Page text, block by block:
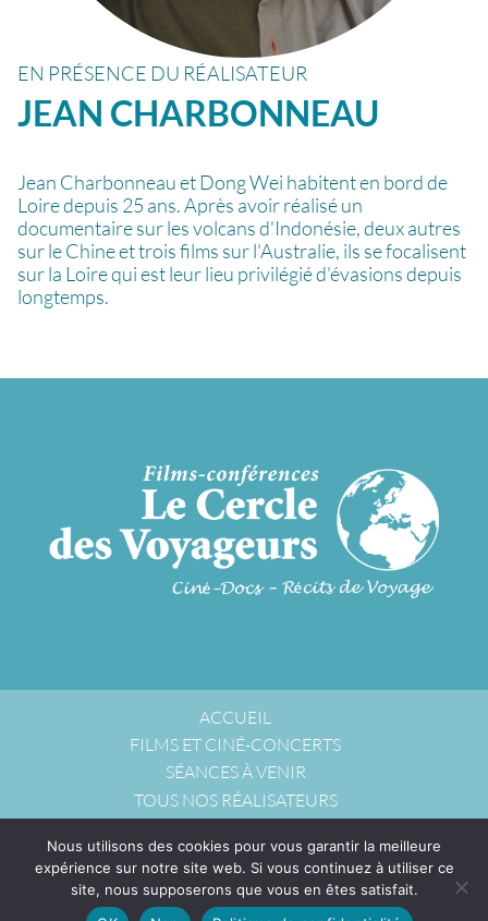
EN PRÉSENCE DU RÉALISATEUR
JEAN CHARBONNEAU
Jean Charbonneau et Dong Wei habitent en bord de
Loire depuis 25 ans. Après avoir réalisé un
documentaire sur les volcans d'Indonésie, deux autres
sur le Chine et trois films sur l'Australie, ils se focalisent
sur la Loire qui est leur lieu privilégié d'évasions depuis
longtemps.
ACCUEIL
FILMS ET CINÉ-CONCERTS
SÉANCES À VENIR
TOUS NOS RÉALISATEURS
NOUS CONTACTER
POLITIQUE DE CONFIDENTIALITÉ
Nous utilisons des cookies pour vous garantir la meilleure
expérience sur notre site web. Si vous continuez à utiliser ce
site, nous supposerons que vous en êtes satisfait.